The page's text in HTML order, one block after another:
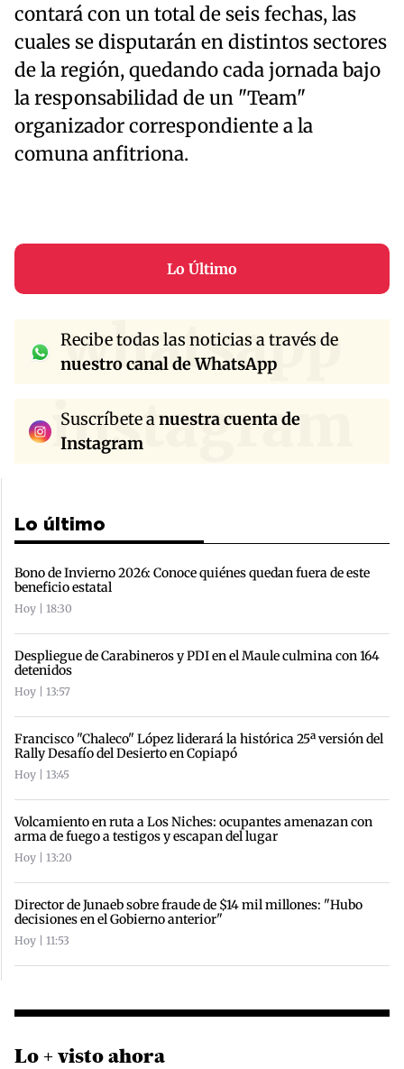
contará con un total de seis fechas, las
cuales se disputarán en distintos sectores
de la región, quedando cada jornada bajo
la responsabilidad de un "Team"
organizador correspondiente a la
comuna anfitriona.
Lo Último
whatsapp
Recibe todas las noticias a través de
nuestro canal de WhatsApp
instagram
Suscríbete anuestra cuenta de
Instagram
Lo último
Bono de Invierno 2026: Conoce quiénes quedan fuera de este
beneficio estatal
Hoy | 18:30
Despliegue de Carabineros y PDI en el Maule culmina con 164
detenidos
Hoy | 13:57
Francisco "Chaleco" López liderará la histórica 25ª versión del
Rally Desafío del Desierto en Copiapó
Hoy | 13:45
Volcamiento en ruta a Los Niches: ocupantes amenazan con
arma de fuego a testigos y escapan del lugar
Hoy | 13:20
Director de Junaeb sobre fraude de $14 mil millones: "Hubo
decisiones en el Gobierno anterior"
Hoy | 11:53
Lo + visto ahora